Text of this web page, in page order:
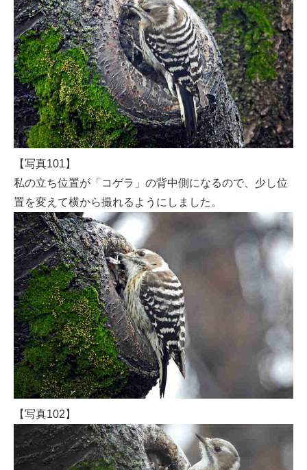
【写真101】
私の立ち位置が「コゲラ」の背中側になるので、少し位
置を変えて横から撮れるようにしました。
【写真102】